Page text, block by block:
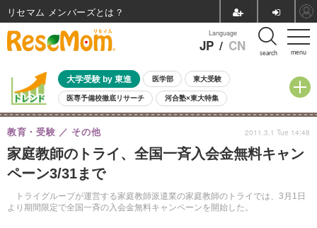
menu
Language
JP / CN search
大学受験 by 東進 医学部 東大受験
医専予備校徹底リサーチ 河合塾×東大特集
親子で考える大学選び 高校受験 中学受験 小学校受験
共通テスト 夏休み
8月開催イベント・WS 全国公立高校 過去問 人気記事
自由研究教材（小学生向け）
家庭教師のトライ、全国一斉入会金無料キャン
ペーン3/31まで
トライグループが運営する家庭教師派遣業の家庭教師のトライでは、3月1日
より期間限定で全国一斉の入会金無料キャンペーンを開始した。
教育・受験 その他 2011.3.1 Tue 14:48
リセマム メンバーズ